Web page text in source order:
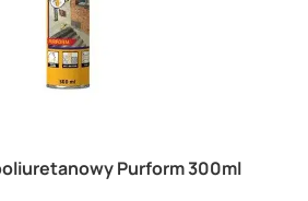
Purform 300ml